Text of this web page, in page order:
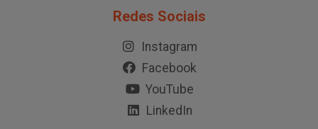
Redes Sociais
Instagram
Facebook
YouTube
LinkedIn